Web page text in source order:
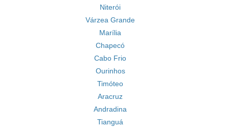
Niterói
Várzea Grande
Marília
Chapecó
Cabo Frio
Ourinhos
Timóteo
Aracruz
Andradina
Tianguá